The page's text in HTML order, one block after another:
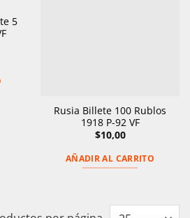
5
Rusia Billete 100 Rublos
1918 P-92 VF
$10,00
AÑADIR AL CARRITO